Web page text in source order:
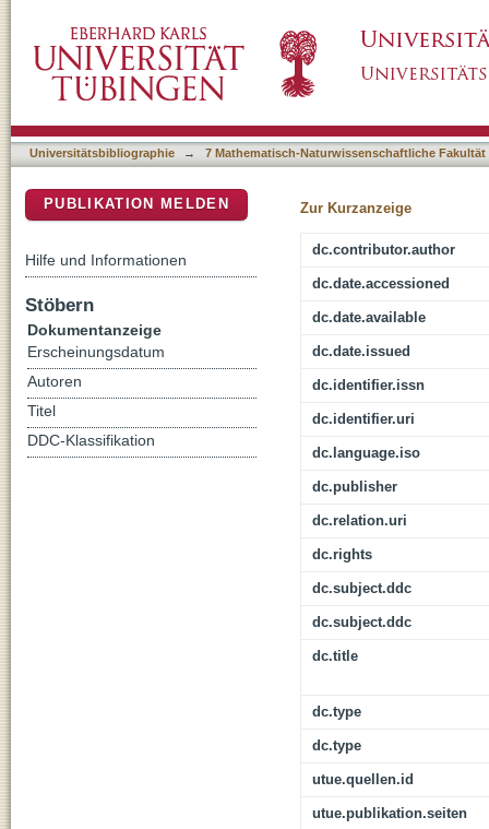
Interpretation of the Sequent Calculus
Universitätsbibliographie → 7 Mathematisch-Naturwissenschaftliche Fakultät
Zur Kurzanzeige
dc.contributor.author
dc.date.accessioned
dc.date.available
dc.date.issued
dc.identifier.issn
dc.identifier.uri
dc.language.iso
dc.publisher
dc.relation.uri
dc.rights
dc.subject.ddc
dc.subject.ddc
dc.title
dc.type
dc.type
utue.quellen.id
utue.publikation.seiten
PUBLIKATION MELDEN
Hilfe und Informationen
Stöbern
Dokumentanzeige
Erscheinungsdatum
Autoren
Titel
DDC-Klassifikation